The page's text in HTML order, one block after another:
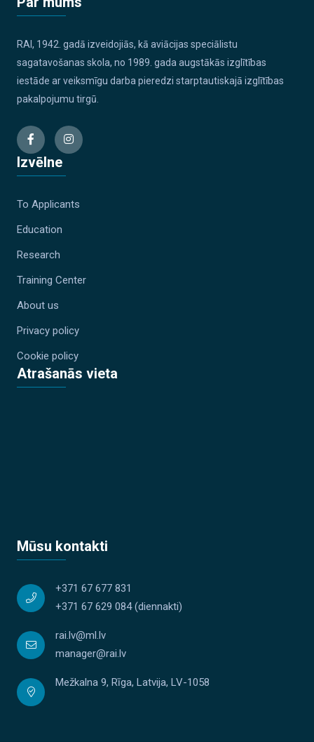
RAI, 1942. gadā izveidojiās, kā aviācijas speciālistu
sagatavošanas skola, no 1989. gada augstākās izglītības
iestāde ar veiksmīgu darba pieredzi starptautiskajā izglītības
pakalpojumu tirgū.
Izvēlne
To Applicants
Education
Research
Training Center
About us
Privacy policy
Cookie policy
Atrašanās vieta
Mūsu kontakti
+371 67 677 831
+371 67 629 084(diennakti)
rai.lv@ml.lv
manager@rai.lv
Mežkalna 9, Rīga, Latvija, LV-1058